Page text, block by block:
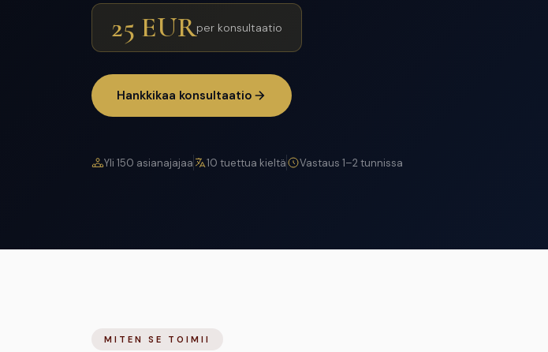
25 EURper konsultaatio
Hankkikaa konsultaatio
Yli 150 asianajajaa 10 tuettua kieltä Vastaus 1–2 tunnissa
MITEN SE TOIMII